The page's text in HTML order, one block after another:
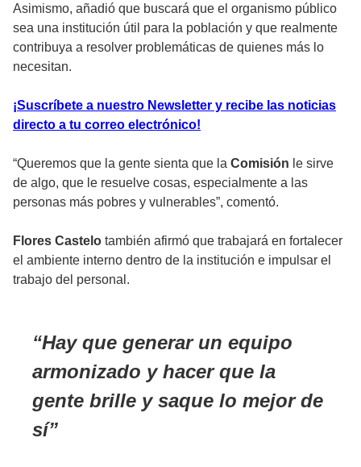
Asimismo, añadió que buscará que el organismo público
sea una institución útil para la población y que realmente
contribuya a resolver problemáticas de quienes más lo
necesitan.
¡Suscríbete a nuestro Newsletter y recibe las noticias
directo a tu correo electrónico!
“Queremos que la gente sienta que la Comisión le sirve
de algo, que le resuelve cosas, especialmente a las
personas más pobres y vulnerables”, comentó.
Flores Castelo también afirmó que trabajará en fortalecer
el ambiente interno dentro de la institución e impulsar el
trabajo del personal.
Hay que generar un equipo
armonizado y hacer que la
gente brille y saque lo mejor de
sí